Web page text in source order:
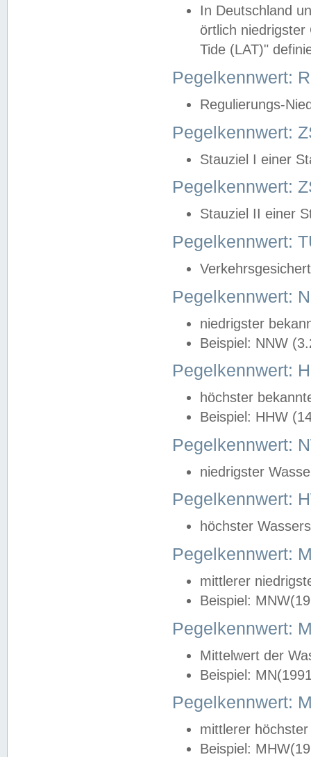
In Deutschland
örtlich
Tide (LAT)"
Pegelkennwert:
Regulierungs-
Pegelkennwert:
Stauziel I einer
Pegelkennwert:
Stauziel II einer
Pegelkennwert:
Pegelkennwert:
niedrigster
Beispiel: NNW
Pegelkennwert:
höchster
Beispiel: HHW
Pegelkennwert:
niedrigster
Pegelkennwert:
höchster
Pegelkennwert:
mittlerer
Beispiel:
Pegelkennwert:
Mittelwert der
Beispiel:
Pegelkennwert:
mittlerer
Beispiel: